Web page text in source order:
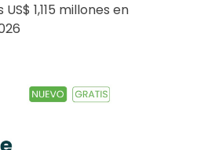
1,115 millones en